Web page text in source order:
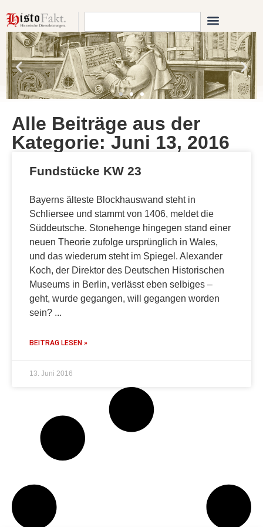
Alle Beiträge aus der
Kategorie: Juni 13, 2016
Fundstücke KW 23
Bayerns älteste Blockhauswand steht in
Schliersee und stammt von 1406, meldet die
Süddeutsche. Stonehenge hingegen stand einer
neuen Theorie zufolge ursprünglich in Wales,
und das wiederum steht im Spiegel. Alexander
Koch, der Direktor des Deutschen Historischen
Museums in Berlin, verlässt eben selbiges –
geht, wurde gegangen, will gegangen worden
sein?
BEITRAG LESEN »
13. Juni 2016